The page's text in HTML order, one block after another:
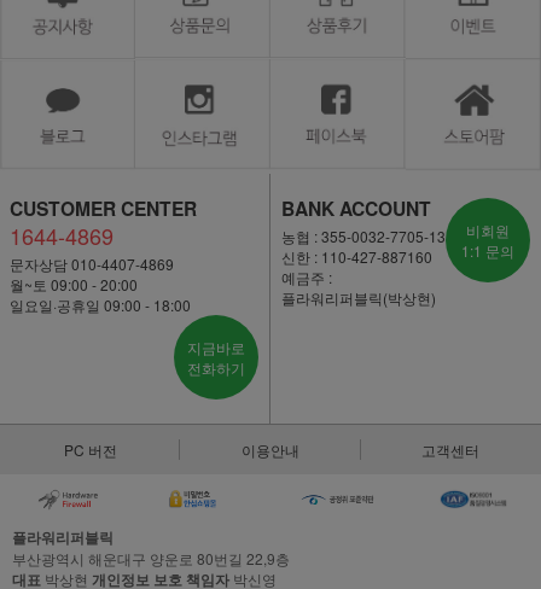
CUSTOMER CENTER
1644-4869
문자상담 010-4407-4869
월~토 09:00 - 20:00
일요일·공휴일 09:00 - 18:00
지금바로
전화하기
BANK ACCOUNT
농협 : 355-0032-7705-13
신한 : 110-427-887160
예금주 :
플라워리퍼블릭(박상현)
비회원
1:1 문의
PC 버전 이용안내 고객센터
플라워리퍼블릭
부산광역시 해운대구 양운로 80번길 22,9층
대표 박상현 개인정보 보호 책임자 박신영